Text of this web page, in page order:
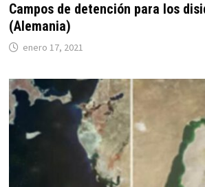
Campos de detención para los
(Alemania)
enero 17, 2021